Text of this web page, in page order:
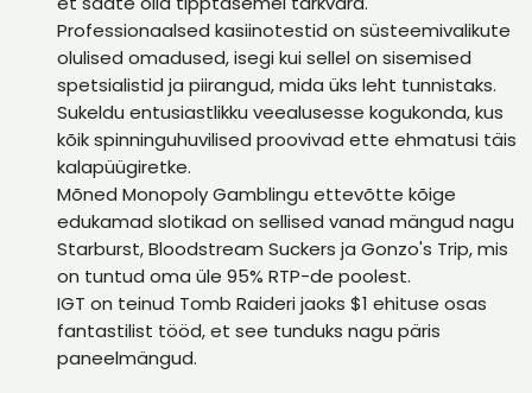
Professionaalsed kasiinotestid on süsteemivalikute
olulised omadused, isegi kui sellel on sisemised
spetsialistid ja piirangud, mida üks leht tunnistaks.
Sukeldu entusiastlikku veealusesse kogukonda, kus
kõik spinninguhuvilised proovivad ette ehmatusi täis
kalapüügiretke.
Mõned Monopoly Gamblingu ettevõtte kõige
edukamad slotikad on sellised vanad mängud nagu
Starburst, Bloodstream Suckers ja Gonzo's Trip, mis
on tuntud oma üle 95% RTP-de poolest.
IGT on teinud Tomb Raideri jaoks $1 ehituse osas
fantastilist tööd, et see tunduks nagu päris
paneelmängud.